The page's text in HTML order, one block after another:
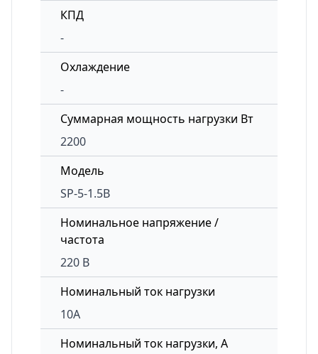
КПД
-
Охлаждение
-
Суммарная мощность нагрузки Вт
2200
Модель
SP-5-1.5B
Номинальное напряжение /
частота
220 В
Номинальный ток нагрузки
10А
Номинальный ток нагрузки, А